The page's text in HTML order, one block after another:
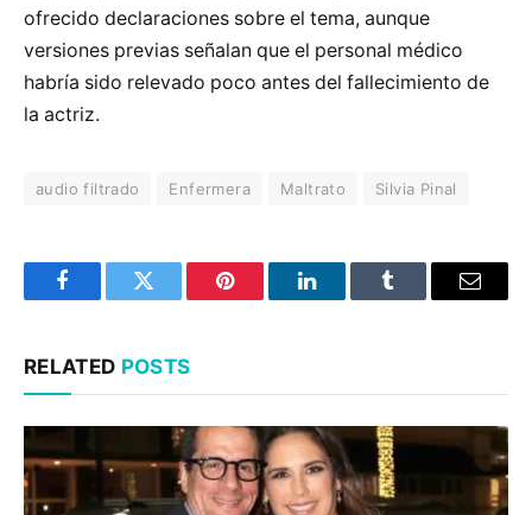
ofrecido declaraciones sobre el tema, aunque
versiones previas señalan que el personal médico
habría sido relevado poco antes del fallecimiento de
la actriz.
audio filtrado Enfermera Maltrato Silvia Pinal
FacebookTwitter Pinterest LinkedInTumblr Email
RELATED POSTS